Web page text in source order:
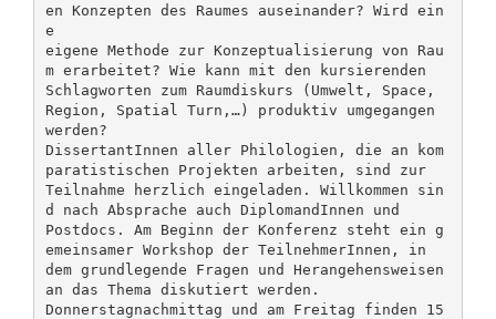
en Konzepten des Raumes auseinander? Wird ein
e
eigene Methode zur Konzeptualisierung von Rau
m erarbeitet? Wie kann mit den kursierenden
Schlagworten zum Raumdiskurs (Umwelt, Space,
Region, Spatial Turn,…) produktiv umgegangen
werden?
DissertantInnen aller Philologien, die an kom
paratistischen Projekten arbeiten, sind zur
Teilnahme herzlich eingeladen. Willkommen sin
d nach Absprache auch DiplomandInnen und
Postdocs. Am Beginn der Konferenz steht ein g
emeinsamer Workshop der TeilnehmerInnen, in
dem grundlegende Fragen und Herangehensweisen
an das Thema diskutiert werden.
Donnerstagnachmittag und am Freitag finden 15